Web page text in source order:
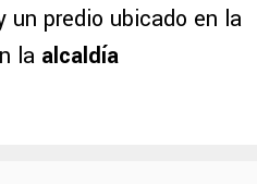
un predio ubicado en la
la alcaldía